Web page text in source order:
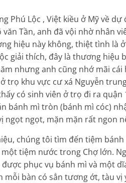
Phú Lộc , Việt kiều ở Mỹ về
Tần, anh đã vội nhờ nhân
hiệu này không, thiệt tình là
giải thích, đây là thương
nhưng anh cũng nhớ mãi
trọ khu vực cư xá Nguyễn
có sinh viên ở trọ đi ra
bánh mì tròn (bánh mì cóc)
ngọt ngọt, mặn mặn rất ngon
chúng tôi tìm đến tiệm
tiệm nước trong Chợ lớn.
phục vụ bánh mì và một
mỗi bàn có sẳn tương ớt, tàu